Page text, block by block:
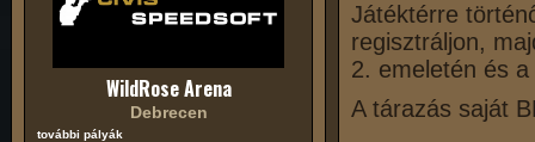
WildRose Arena
Debrecen
további pályák
Játéktérre
regisztráljon,
2. emeletén és
A tárazás saját